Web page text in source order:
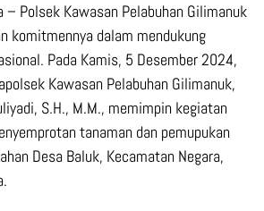
– Polsek Kawasan Pelabuhan Gilimanuk
komitmennya dalam mendukung
Pada Kamis, 5 Desember 2024,
Kawasan Pelabuhan Gilimanuk,
S.H., M.M., memimpin kegiatan
tanaman dan pemupukan
Desa Baluk, Kecamatan Negara,